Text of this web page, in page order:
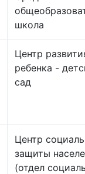
школа
Центр
ребенка -
сад
Центр
защиты
(отдел